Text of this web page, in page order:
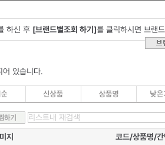
하신 후 [브랜드별조회 하기]를 클릭하시면 브랜
어 있습니다.
지 코드/상품명/간